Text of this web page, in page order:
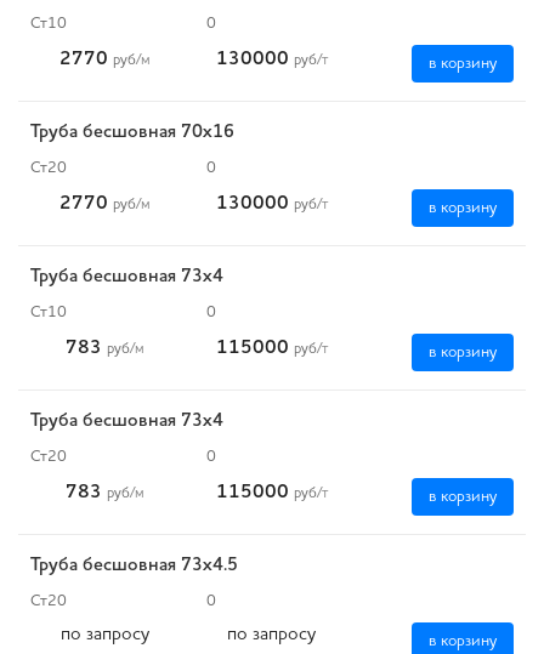
Ст10 0
2770 руб/м 130000 руб/т в корзину
Труба бесшовная 70х16
Ст20 0
2770 руб/м 130000 руб/т в корзину
Труба бесшовная 73х4
Ст10 0
783 руб/м 115000 руб/т в корзину
Труба бесшовная 73х4
Ст20 0
783 руб/м 115000 руб/т в корзину
Труба бесшовная 73х4.5
Ст20 0
по запросу по запросу в корзину